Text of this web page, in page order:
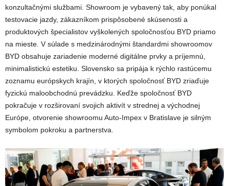
konzultačnými službami. Showroom je vybavený tak, aby ponúkal
testovacie jazdy, zákazníkom prispôsobené skúsenosti a
produktových špecialistov vyškolených spoločnosťou BYD priamo
na mieste. V súlade s medzinárodnými štandardmi showroomov
BYD obsahuje zariadenie moderné digitálne prvky a príjemnú,
minimalistickú estetiku. Slovensko sa pripája k rýchlo rastúcemu
zoznamu európskych krajín, v ktorých spoločnosť BYD zriaďuje
fyzickú maloobchodnú prevádzku. Keďže spoločnosť BYD
pokračuje v rozširovaní svojich aktivít v strednej a východnej
Európe, otvorenie showroomu Auto-Impex v Bratislave je silným
symbolom pokroku a partnerstva.